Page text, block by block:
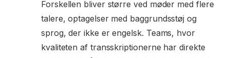
Forskellen bliver større ved møder med flere
talere, optagelser med baggrundsstøj og
sprog, der ikke er engelsk. Teams, hvor
kvaliteten af transskriptionerne har direkte